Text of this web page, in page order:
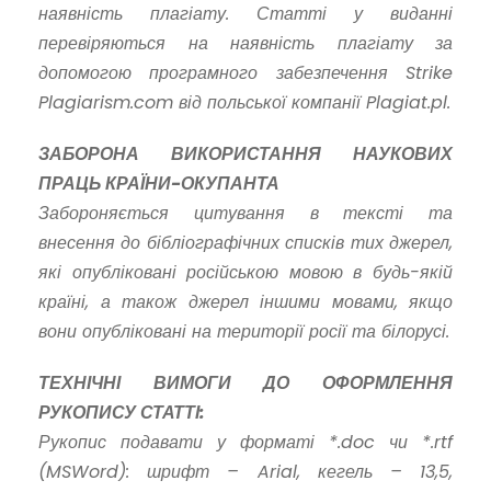
наявність плагіату. Статті у виданні
перевіряються на наявність плагіату за
допомогою програмного забезпечення Strike
Plagiarism.com від польської компанії Plagiat.pl.
ЗАБОРОНА ВИКОРИСТАННЯ НАУКОВИХ
ПРАЦЬ КРАЇНИ-ОКУПАНТА
Забороняється цитування в тексті та
внесення до бібліографічних списків тих джерел,
які опубліковані російською мовою в будь-якій
країні, а також джерел іншими мовами, якщо
вони опубліковані на території росії та білорусі.
ТЕХНІЧНІ ВИМОГИ ДО ОФОРМЛЕННЯ
РУКОПИСУ СТАТТІ:
Рукопис подавати у форматі *.doc чи *.rtf
(MSWord): шрифт – Arial, кегель – 13,5,